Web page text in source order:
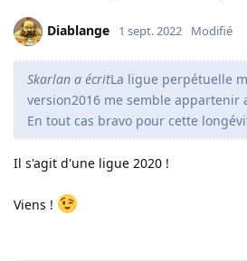
Diablange 1 sept. 2022 Modifié
Skarlan a écritLa ligue perpétuelle
version2016 me semble appartenir
En tout cas bravo pour cette
Il s'agit d'une ligue 2020 !
Viens !